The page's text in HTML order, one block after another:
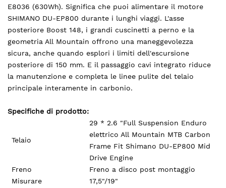
E8036 (630Wh). Significa che puoi alimentare il motore
SHIMANO DU-EP800 durante i lunghi viaggi. L'asse
posteriore Boost 148, i grandi cuscinetti a perno e la
geometria All Mountain offrono una maneggevolezza
sicura, anche quando esplori i limiti dell'escursione
posteriore di 150 mm. E il passaggio cavi integrato riduce
la manutenzione e completa le linee pulite del telaio
principale interamente in carbonio.
Specifiche di prodotto:
Telaio
29 * 2.6 "Full Suspension Enduro
elettrico All Mountain MTB Carbon
Frame Fit Shimano DU-EP800 Mid
Drive Engine
Freno
Freno a disco post montaggio
Misurare
17,5"/19"